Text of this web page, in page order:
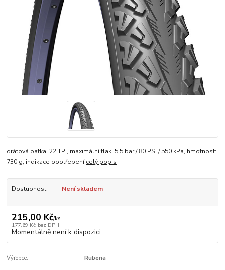
drátová patka, 22 TPI, maximální tlak: 5.5 bar / 80 PSI / 550 kPa, hmotnost:
730 g, indikace opotřebenícelý popis
Dostupnost Není skladem
215,00 Kč/ks
177,69 Kč bez DPH
Momentálně není k dispozici
Výrobce: Rubena